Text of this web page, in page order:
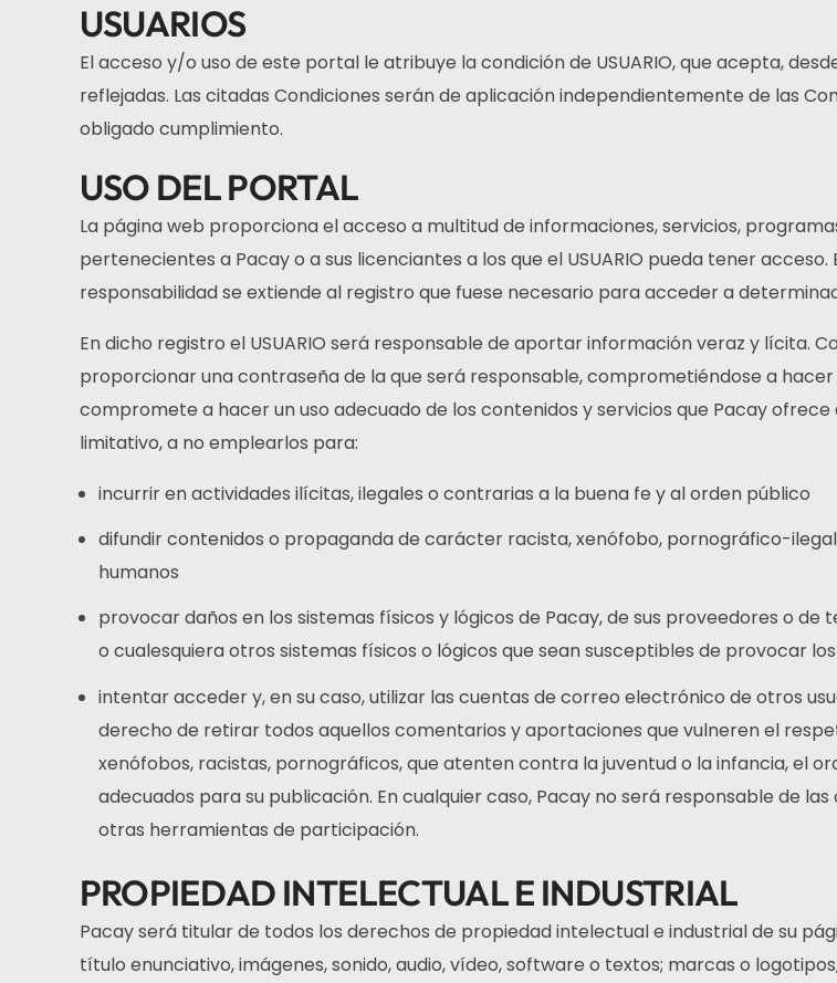
USUARIOS
El acceso y/o uso de este portal le atribuye la condición de USUARIO, que acepta,
reflejadas. Las citadas Condiciones serán de aplicación independientemente de las
obligado cumplimiento.
USO DEL PORTAL
La página web proporciona el acceso a multitud de informaciones, servicios,
pertenecientes a Pacay o a sus licenciantes a los que el USUARIO pueda tener
responsabilidad se extiende al registro que fuese necesario para acceder a
En dicho registro el USUARIO será responsable de aportar información veraz y lícita.
proporcionar una contraseña de la que será responsable, comprometiéndose a hacer
compromete a hacer un uso adecuado de los contenidos y servicios que Pacay
limitativo, a no emplearlos para:
incurrir en actividades ilícitas, ilegales o contrarias a la buena fe y al orden público
difundir contenidos o propaganda de carácter racista, xenófobo, pornográfico-
humanos
provocar daños en los sistemas físicos y lógicos de Pacay, de sus proveedores o
o cualesquiera otros sistemas físicos o lógicos que sean susceptibles de provocar
intentar acceder y, en su caso, utilizar las cuentas de correo electrónico de otros
derecho de retirar todos aquellos comentarios y aportaciones que vulneren el
xenófobos, racistas, pornográficos, que atenten contra la juventud o la infancia, el
adecuados para su publicación. En cualquier caso, Pacay no será responsable de
otras herramientas de participación.
PROPIEDAD INTELECTUAL E INDUSTRIAL
Pacay será titular de todos los derechos de propiedad intelectual e industrial de su
título enunciativo, imágenes, sonido, audio, vídeo, software o textos; marcas o